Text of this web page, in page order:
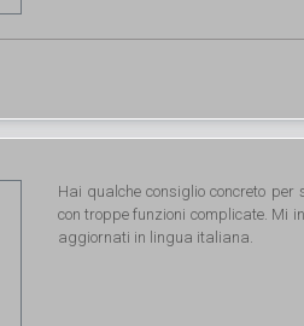
Hai qualche consiglio concreto
con troppe funzioni complicate. Mi
aggiornati in lingua italiana.